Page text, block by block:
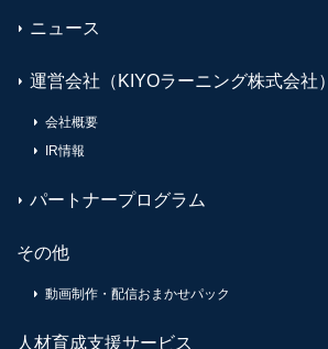
ニュース
運営会社（KIYOラーニング株式会社）
会社概要
IR情報
パートナープログラム
その他
動画制作・配信おまかせパック
人材育成支援サービス